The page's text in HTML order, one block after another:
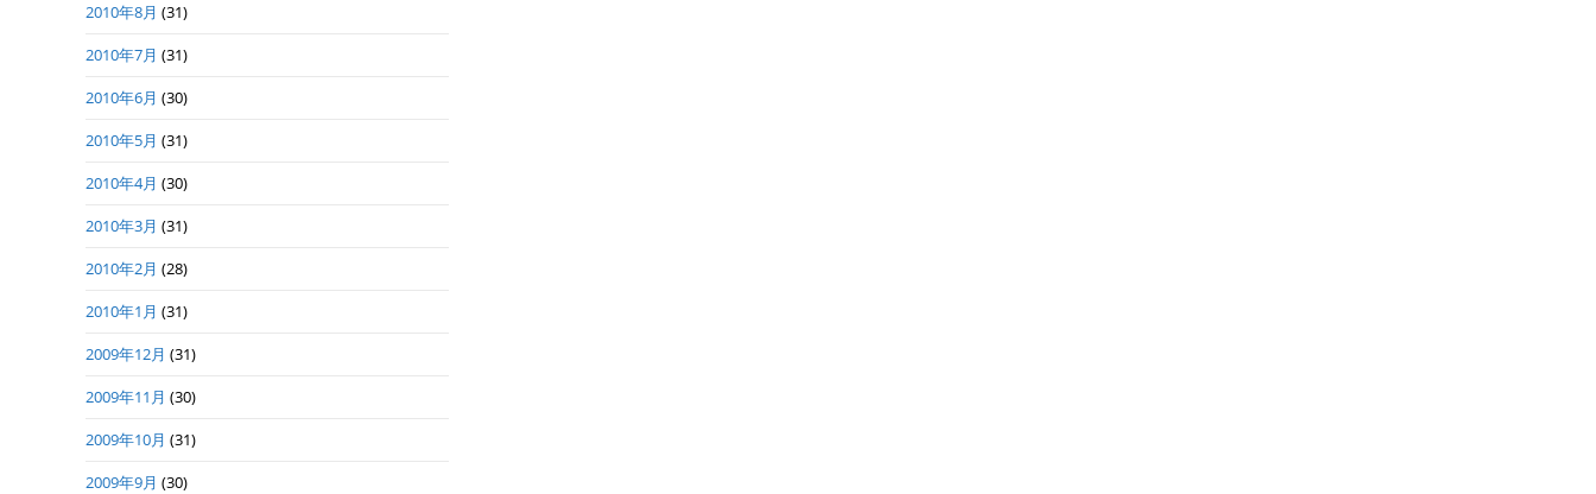
2010年8月 (31)
2010年7月 (31)
2010年6月 (30)
2010年5月 (31)
2010年4月 (30)
2010年3月 (31)
2010年2月 (28)
2010年1月 (31)
2009年12月 (31)
2009年11月 (30)
2009年10月 (31)
2009年9月 (30)